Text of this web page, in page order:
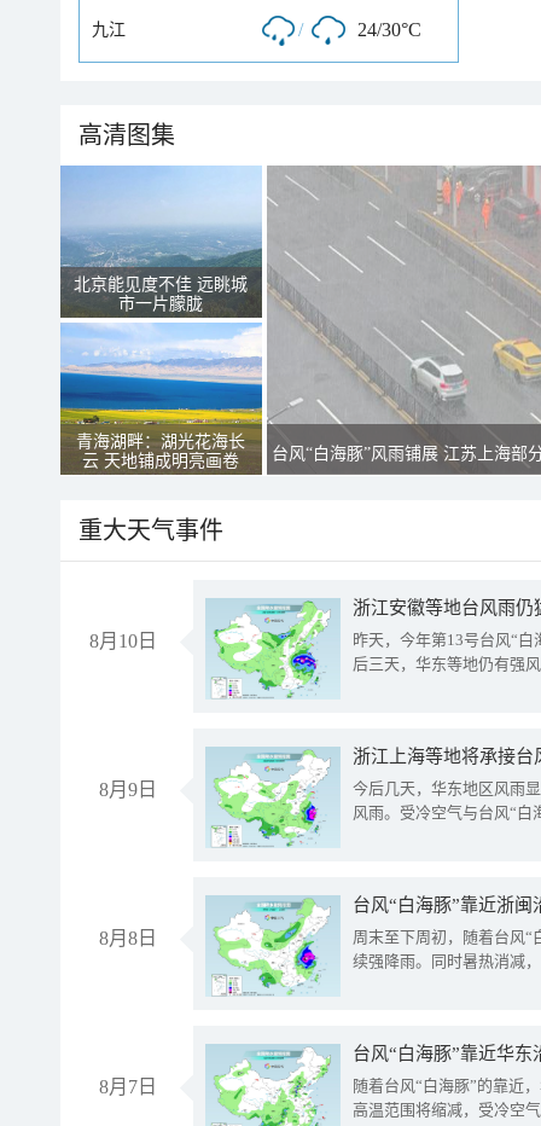
九江 / 24/30°C
高清图集
北京能见度不佳 远眺城
市一片朦胧
青海湖畔：湖光花海长
云 天地铺成明亮画卷
台风“白海豚”风雨铺展 江苏上海部
重大天气事件
8月10日
浙江安徽等地台风雨
昨天，今年第13号台风“
后三天，华东等地仍有强
8月9日
浙江上海等地将承接台
今后几天，华东地区风雨
风雨。受冷空气与台风“白
8月8日
台风“白海豚”靠近浙
周末至下周初，随着台风“
续强降雨。同时暑热消减
8月7日
台风“白海豚”靠近华
随着台风“白海豚”的靠近
高温范围将缩减，受冷空